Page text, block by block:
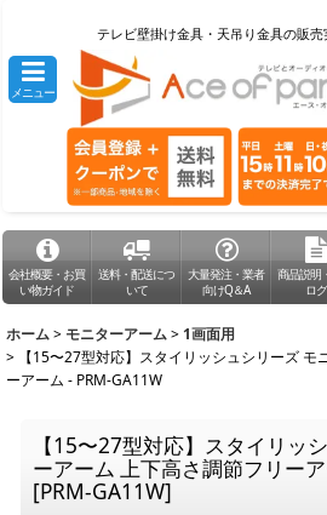
テレビ壁掛け金具・天吊り金具の販売
メニュー
会社概要・お買
い物ガイド
送料・配送につ
いて
大量発注・業者
向けQ＆A
商品説明
ログ
ホーム > モニターアーム > 1画面用
>
【15〜27型対応】スタイリッシュシリーズ モ
ーアーム - PRM-GA11W
【15〜27型対応】スタイリッ
ーアーム 上下高さ調節フリー
[PRM-GA11W]